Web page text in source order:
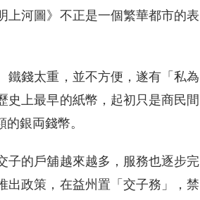
上河圖》不正是一個繁華都市的表
鐵錢太重，並不方便，遂有「私為
史上最早的紙幣，起初只是商民間
銀両錢幣。
子的戶舖越來越多，服務也逐步完
出政策，在益州置「交子務」，禁